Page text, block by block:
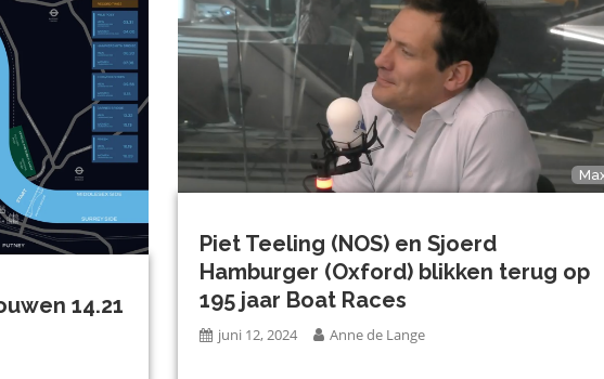
14.21
Piet Teeling (NOS) en Sjoerd
Hamburger (Oxford) blikken terug op
195 jaar Boat Races
juni 12, 2024 Anne de Lange